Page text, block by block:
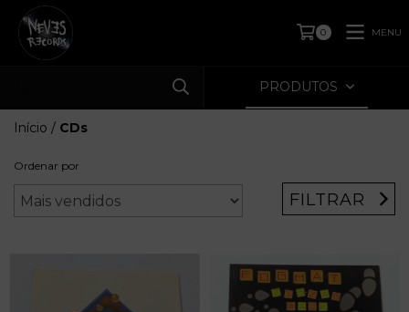
0 MENU
PRODUTOS
Início / CDs
Ordenar por
FILTRAR